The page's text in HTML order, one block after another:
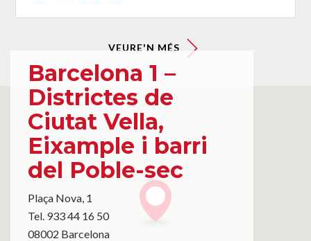
VEURE'N MÉS
Barcelona 1 –
Districtes de
Ciutat Vella,
Eixample i barri
del Poble-sec
Plaça Nova, 1
Tel. 933 44 16 50
08002 Barcelona